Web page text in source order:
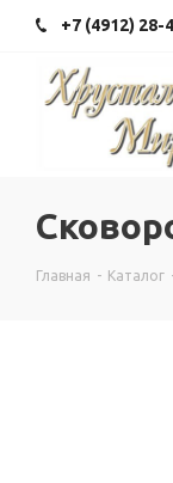
+7 (4912) 28-
Главная - Каталог